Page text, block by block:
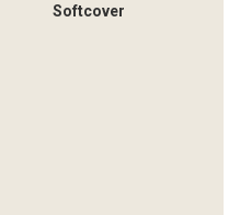
Softcover